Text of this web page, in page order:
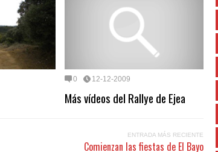
0 12-12-2009
Más vídeos del Rallye de Ejea
ENTRADA MÁS RECIENTE
Comienzan las fiestas de El Bayo